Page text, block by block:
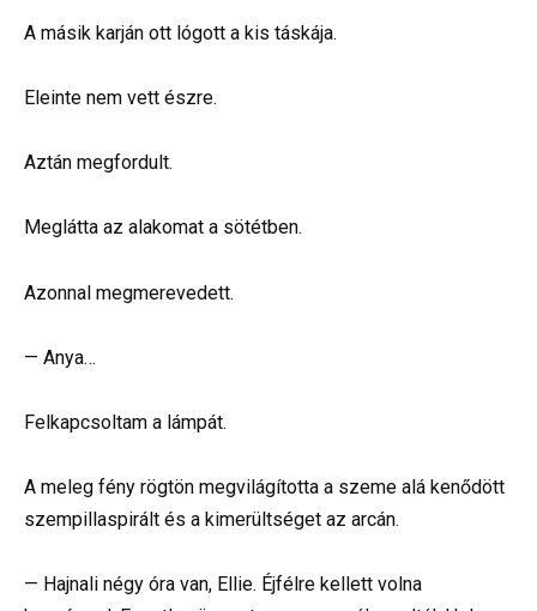
A másik karján ott lógott a kis táskája.
Eleinte nem vett észre.
Aztán megfordult.
Meglátta az alakomat a sötétben.
Azonnal megmerevedett.
— Anya…
Felkapcsoltam a lámpát.
A meleg fény rögtön megvilágította a szeme alá kenődött
szempillaspirált és a kimerültséget az arcán.
— Hajnali négy óra van, Ellie. Éjfélre kellett volna